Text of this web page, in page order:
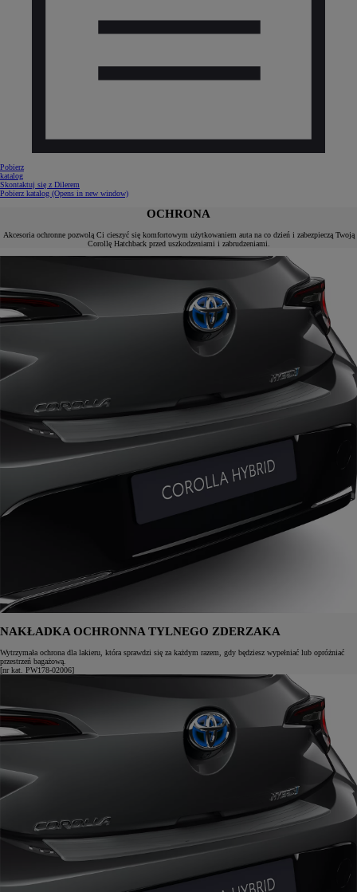
Pobierz
katalog
Skontaktuj się z Dilerem
Pobierz katalog (Opens in new window)
OCHRONA
Akcesoria ochronne pozwolą Ci cieszyć się komfortowym użytkowaniem auta na co dzień i zabezpieczą Twoją
Corollę Hatchback przed uszkodzeniami i zabrudzeniami.
NAKŁADKA OCHRONNA TYLNEGO ZDERZAKA
Wytrzymała ochrona dla lakieru, która sprawdzi się za każdym razem, gdy będziesz wypełniać lub opróżniać
przestrzeń bagażową.
[nr kat. PW178-02006]